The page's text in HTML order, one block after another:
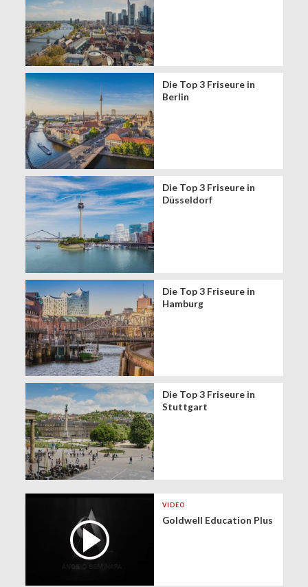
Die Top 3 Friseure in
Berlin
Die Top 3 Friseure in
Düsseldorf
Die Top 3 Friseure in
Hamburg
Die Top 3 Friseure in
Stuttgart
VIDEO
Goldwell Education Plus